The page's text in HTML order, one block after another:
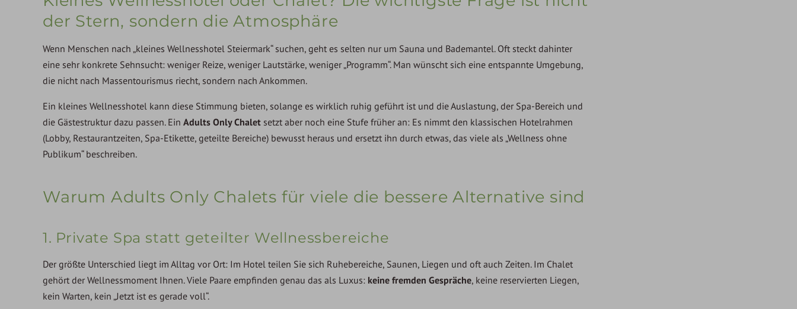
der Stern, sondern die Atmosphäre
Wenn Menschen nach „kleines Wellnesshotel Steiermark“ suchen, geht es selten nur um Sauna und Bademantel. Oft steckt dahinter
eine sehr konkrete Sehnsucht: weniger Reize, weniger Lautstärke, weniger „Programm“. Man wünscht sich eine entspannte Umgebung,
die nicht nach Massentourismus riecht, sondern nach Ankommen.
Ein kleines Wellnesshotel kann diese Stimmung bieten, solange es wirklich ruhig geführt ist und die Auslastung, der Spa-Bereich und
die Gästestruktur dazu passen. Ein Adults Only Chalet setzt aber noch eine Stufe früher an: Es nimmt den klassischen Hotelrahmen
(Lobby, Restaurantzeiten, Spa-Etikette, geteilte Bereiche) bewusst heraus und ersetzt ihn durch etwas, das viele als „Wellness ohne
Publikum“ beschreiben.
Warum Adults Only Chalets für viele die bessere Alternative sind
1. Private Spa statt geteilter Wellnessbereiche
Der größte Unterschied liegt im Alltag vor Ort: Im Hotel teilen Sie sich Ruhebereiche, Saunen, Liegen und oft auch Zeiten. Im Chalet
gehört der Wellnessmoment Ihnen. Viele Paare empfinden genau das als Luxus: keine fremden Gespräche, keine reservierten Liegen,
kein Warten, kein „Jetzt ist es gerade voll“.